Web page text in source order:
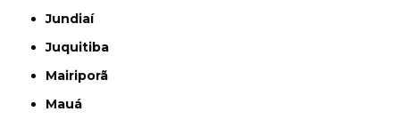
Jundiaí
Juquitiba
Mairiporã
Mauá